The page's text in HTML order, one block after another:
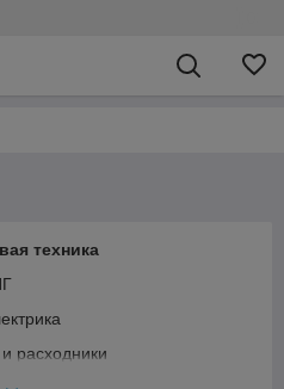
техника
расходники